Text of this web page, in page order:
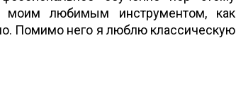
моим любимым инструментом, как
Помимо него я люблю классическую